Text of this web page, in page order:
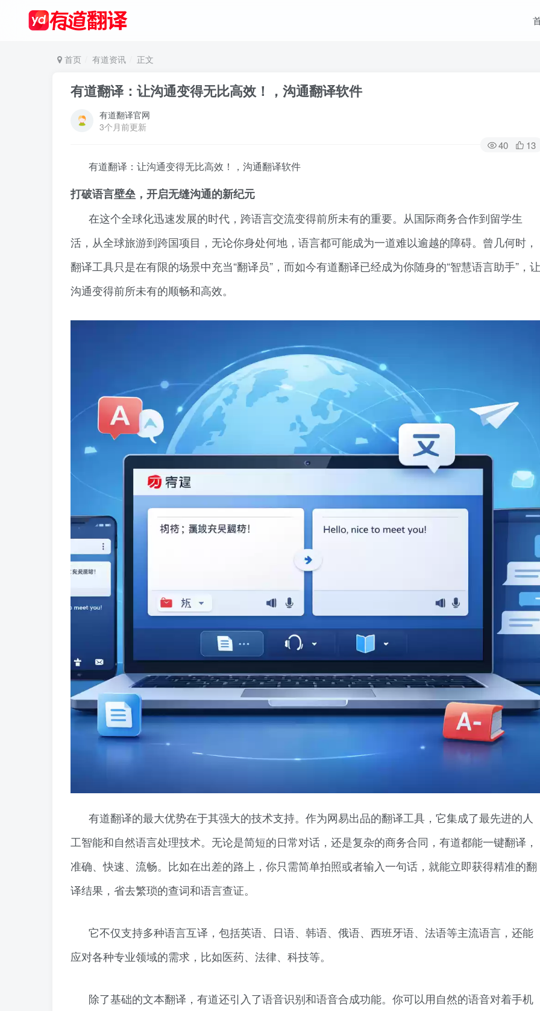
首页 有道资讯 正文
有道翻译：让沟通变得无比高效！，沟通翻译软件
有道翻译官网
3个月前更新
40 13
有道翻译：让沟通变得无比高效！，沟通翻译软件
打破语言壁垒，开启无缝沟通的新纪元
在这个全球化迅速发展的时代，跨语言交流变得前所未有的重要。从国际商务合作到留学生
活，从全球旅游到跨国项目，无论你身处何地，语言都可能成为一道难以逾越的障碍。曾几何时，
翻译工具只是在有限的场景中充当“翻译员”，而如今有道翻译已经成为你随身的“智慧语言助手”，让
沟通变得前所未有的顺畅和高效。
有道翻译的最大优势在于其强大的技术支持。作为网易出品的翻译工具，它集成了最先进的人
工智能和自然语言处理技术。无论是简短的日常对话，还是复杂的商务合同，有道都能一键翻译，
准确、快速、流畅。比如在出差的路上，你只需简单拍照或者输入一句话，就能立即获得精准的翻
译结果，省去繁琐的查词和语言查证。
它不仅支持多种语言互译，包括英语、日语、韩语、俄语、西班牙语、法语等主流语言，还能
应对各种专业领域的需求，比如医药、法律、科技等。
除了基础的文本翻译，有道还引入了语音识别和语音合成功能。你可以用自然的语音对着手机